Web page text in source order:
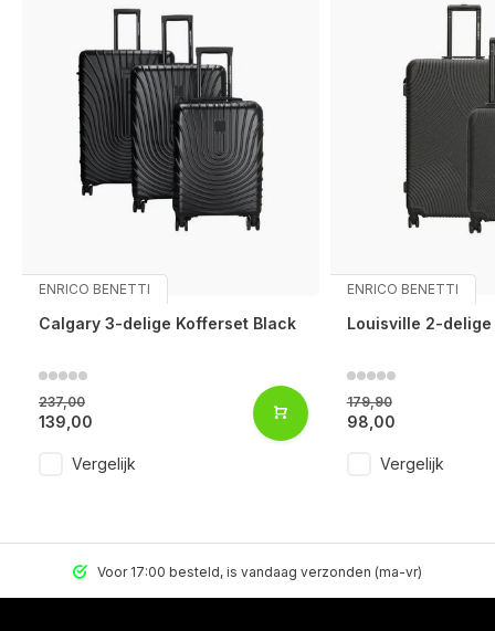
ENRICO BENETTI
Calgary 3-delige Kofferset Black
237,00
139,00
Vergelijk
ENRICO BENETTI
Louisville 2-delige
179,90
98,00
Vergelijk
Voor 17:00 besteld, is vandaag verzonden (ma-vr)